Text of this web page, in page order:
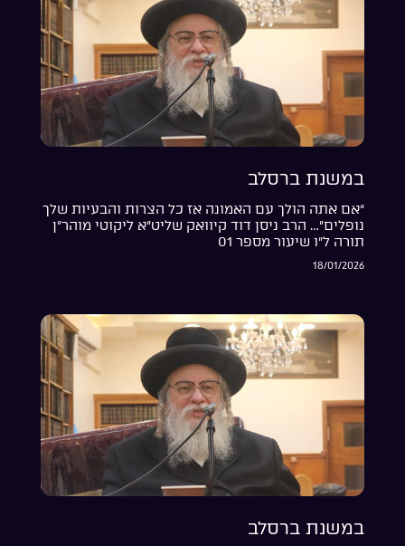
במשנת ברסלב
“אם אתה הולך עם האמונה אז כל הצרות והבעיות שלך
נופלים”… הרב ניסן דוד קיוואק שליט”א ליקוטי מוהר”ן
תורה ל”ו שיעור מספר 01
18/01/2026
במשנת ברסלב